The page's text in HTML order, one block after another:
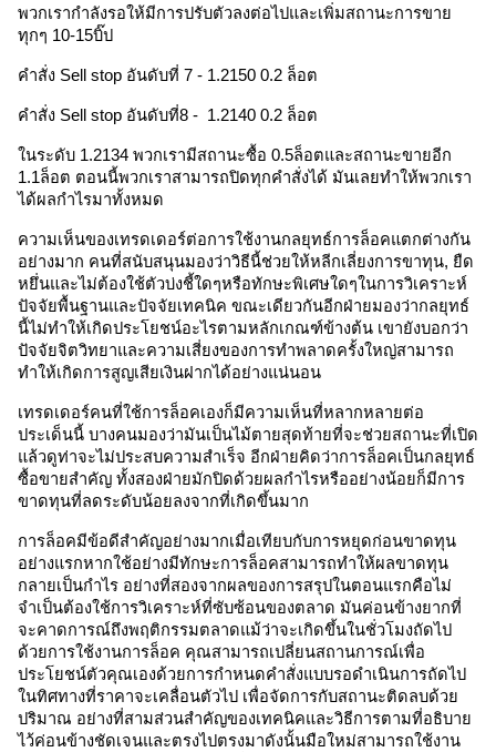
พวกเรากำลังรอให้มีการปรับตัวลงต่อไปและเพิ่มสถานะการขาย
ทุกๆ 10-15บิ๊ป
คำสั่ง Sell stop อันดับที่ 7 - 1.2150 0.2 ล็อต
คำสั่ง Sell stop อันดับที่8 -  1.2140 0.2 ล็อต
ในระดับ 1.2134 พวกเรามีสถานะซื้อ 0.5ล็อตและสถานะขายอีก
1.1ล็อต ตอนนี้พวกเราสามารถปิดทุกคำสั่งได้ มันเลยทำให้พวกเรา
ได้ผลกำไรมาทั้งหมด
ความเห็นของเทรดเดอร์ต่อการใช้งานกลยุทธ์การล็อคแตกต่างกัน
อย่างมาก คนที่สนับสนุนมองว่าวิธีนี้ช่วยให้หลีกเลี่ยงการขาทุน, ยืด
หยึ่นและไม่ต้องใช้ตัวบ่งชี้ใดๆหรือทักษะพิเศษใดๆในการวิเคราะห์
ปัจจัยพื้นฐานและปัจจัยเทคนิค ขณะเดียวกันอีกฝ่ายมองว่ากลยุทธ์
นี้ไม่ทำให้เกิดประโยชน์อะไรตามหลักเกณฑ์ข้างต้น เขายังบอกว่า
ปัจจัยจิตวิทยาและความเสี่ยงของการทำพลาดครั้งใหญ่สามารถ
ทำให้เกิดการสูญเสียเงินฝากได้อย่างแน่นอน
เทรดเดอร์คนที่ใช้การล็อคเองก็มีความเห็นที่หลากหลายต่อ
ประเด็นนี้ บางคนมองว่ามันเป็นไม้ตายสุดท้ายที่จะช่วยสถานะที่เปิด
แล้วดูท่าจะไม่ประสบความสำเร็จ อีกฝ่ายคิดว่าการล็อคเป็นกลยุทธ์
ซื้อขายสำคัญ ทั้งสองฝ่ายมักปิดด้วยผลกำไรหรืออย่างน้อยก็มีการ
ขาดทุนที่ลดระดับน้อยลงจากที่เกิดขึ้นมาก
การล็อคมีข้อดีสำคัญอย่างมากเมื่อเทียบกับการหยุดก่อนขาดทุน
อย่างแรกหากใช้อย่างมีทักษะการล็อคสามารถทำให้ผลขาดทุน
กลายเป็นกำไร อย่างที่สองจากผลของการสรุปในตอนแรกคือไม่
จำเป็นต้องใช้การวิเคราะห์ที่ซับซ้อนของตลาด มันค่อนข้างยากที่
จะคาดการณ์ถึงพฤติกรรมตลาดแม้ว่าจะเกิดขึ้นในชั่วโมงถัดไป
ด้วยการใช้งานการล็อค คุณสามารถเปลี่ยนสถานการณ์เพื่อ
ประโยชน์ตัวคุณเองด้วยการกำหนดคำสั่งแบบรอดำเนินการถัดไป
ในทิศทางที่ราคาจะเคลื่อนตัวไป เพื่อจัดการกับสถานะติดลบด้วย
ปริมาณ อย่างที่สามส่วนสำคัญของเทคนิคและวิธีการตามที่อธิบาย
ไว้ค่อนข้างชัดเจนและตรงไปตรงมาดังนั้นมือใหม่สามารถใช้งาน